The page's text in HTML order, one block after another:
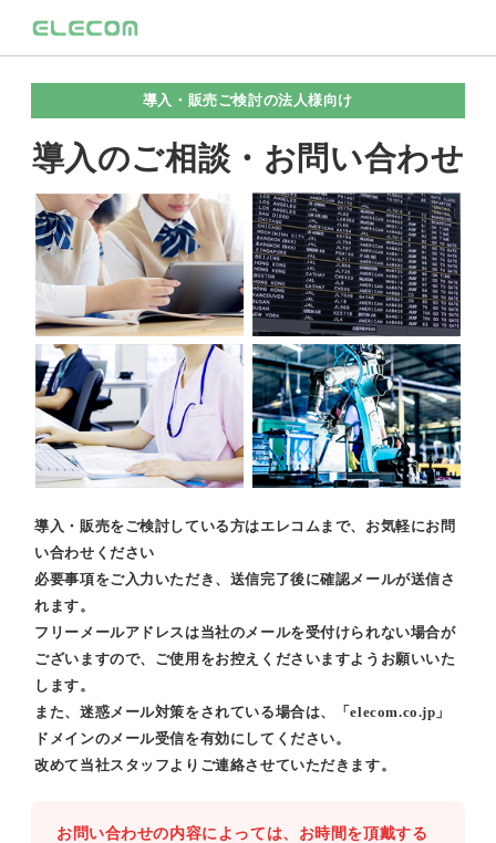
導入・販売ご検討の法人様向け
導入のご相談・お問い合わせ
導入・販売をご検討している方はエレコムまで、お気軽にお問
い合わせください
必要事項をご入力いただき、送信完了後に確認メールが送信さ
れます。
フリーメールアドレスは当社のメールを受付けられない場合が
ございますので、ご使用をお控えくださいますようお願いいた
します。
また、迷惑メール対策をされている場合は、「elecom.co.jp」
ドメインのメール受信を有効にしてください。
改めて当社スタッフよりご連絡させていただきます。
お問い合わせの内容によっては、お時間を頂戴する